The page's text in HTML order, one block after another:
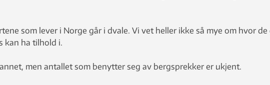
som lever i Norge går i dvale. Vi vet heller ikke så mye om hvor
kan ha tilhold i.
men antallet som benytter seg av bergsprekker er ukjent.